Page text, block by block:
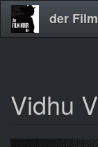
Direkt
zum
der
Vidhu